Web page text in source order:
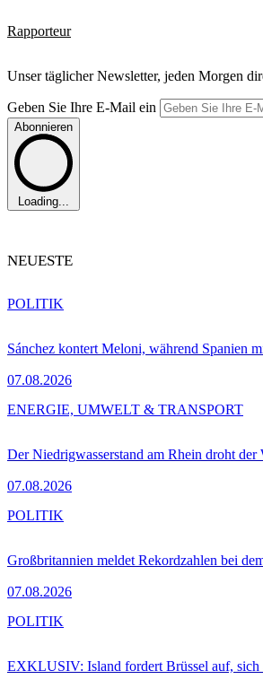
Rapporteur
Unser täglicher Newsletter, jeden Morgen
Geben Sie Ihre E-Mail ein
Abonnieren
Loading...
NEUESTE
Sánchez kontert Meloni, während Spanien
07.08.2026
POLITIK
Der Niedrigwasserstand am Rhein droht
07.08.2026
ENERGIE, UMWELT & TRANSPORT
Großbritannien meldet Rekordzahlen bei
07.08.2026
POLITIK
EXKLUSIV: Island fordert Brüssel auf, sich
POLITIK